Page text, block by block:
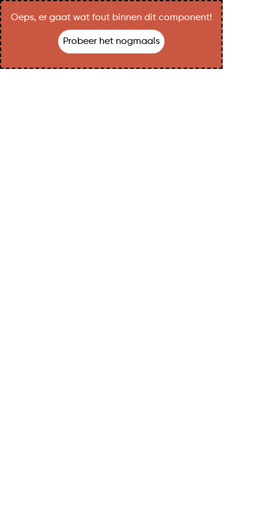
Oeps, er gaat wat fout binnen dit component!
Probeer het nogmaals